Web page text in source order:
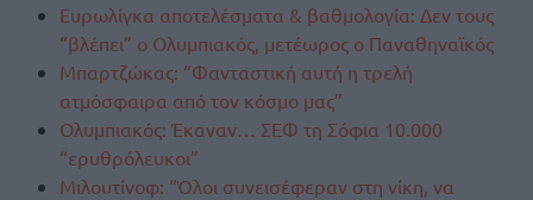
Ευρωλίγκα αποτελέσματα & βαθμολογία: Δεν τους
“βλέπει” ο Ολυμπιακός, μετέωρος ο Παναθηναϊκός
Μπαρτζώκας: “Φανταστική αυτή η τρελή
ατμόσφαιρα από τον κόσμο μας”
Ολυμπιακός: Έκαναν… ΣΕΦ τη Σόφια 10.000
“ερυθρόλευκοι”
Μιλουτίνοφ: “Όλοι συνεισέφεραν στη νίκη, να